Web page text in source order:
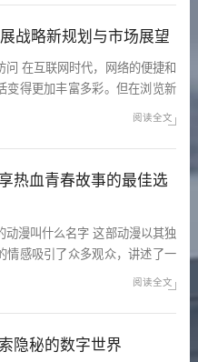
论是悬疑片、爱情片还是恐怖
其独特的剧情和精湛的演技留下
战略新规划与市场展望
问 在互联网时代，网络的便捷和
变得更加丰富多彩。但在浏览新
现一些提示信息，告知我们继续
的体验，这也是探索网络的一部
男主小说 近年来，双男主
阅读全文
热血青春故事的最佳选
动漫叫什么名字 这部动漫以其独
情感吸引了众多观众，讲述了一
斗与生活中如何平衡关系。每一
中的幽默与温馨时刻，让人不仅
围，还有浓浓的人情味。 只在
阅读全文
隐秘的数字世界